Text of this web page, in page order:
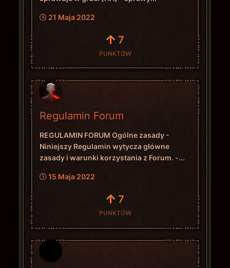
21 Maja 2022
7
PUNKTÓW
Regulamin Forum
REGULAMIN FORUM Ogólne zasady -
Niniejszy Regulamin wytycza główne
zasady i warunki korzystania z Forum. -...
15 Maja 2022
7
PUNKTÓW